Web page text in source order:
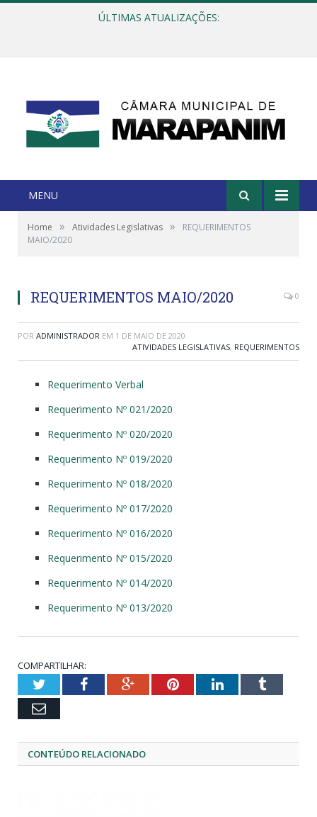
ÚLTIMAS ATUALIZAÇÕES:
MENU
Home » Atividades Legislativas »
REQUERIMENTOS
MAIO/2020
REQUERIMENTOS MAIO/2020 0
POR ADMINISTRADOR EM 1 DE MAIO DE 2020
ATIVIDADES LEGISLATIVAS, REQUERIMENTOS
Requerimento Verbal
Requerimento Nº 021/2020
Requerimento Nº 020/2020
Requerimento Nº 019/2020
Requerimento Nº 018/2020
Requerimento Nº 017/2020
Requerimento Nº 016/2020
Requerimento Nº 015/2020
Requerimento Nº 014/2020
Requerimento Nº 013/2020
COMPARTILHAR:
TwitterFacebookGoogle+PinterestLinkedInTumblr
Email
CONTEÚDO RELACIONADO